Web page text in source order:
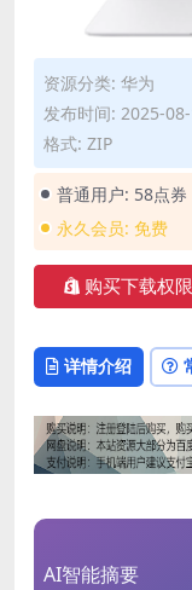
资源分类: 华为
发布时间: 2025-
格式: ZIP
普通用户: 58点券
永久会员: 免费
购买下载权限
详情介绍
AI智能摘要